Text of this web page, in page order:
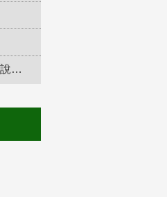
防制校園霸凌，勇敢說出來！